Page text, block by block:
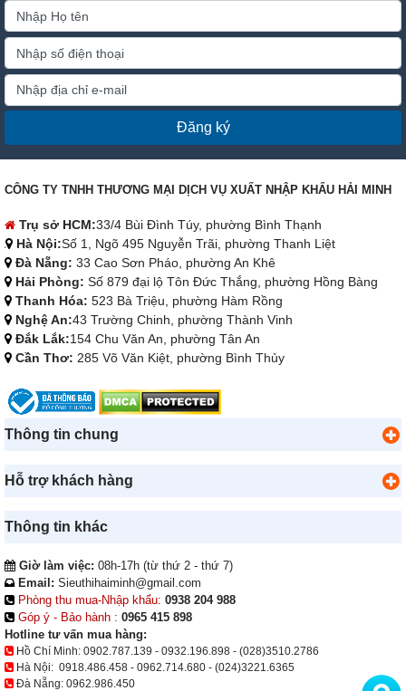
Đăng ký
CÔNG TY TNHH THƯƠNG MẠI DỊCH VỤ XUẤT NHẬP KHẨU HẢI MINH
Trụ sở HCM:33/4 Bùi Đình Túy, phường Bình Thạnh
Hà Nội:Số 1, Ngõ 495 Nguyễn Trãi, phường Thanh Liệt
Đà Nẵng: 33 Cao Sơn Pháo, phường An Khê
Hải Phòng: Số 879 đại lộ Tôn Đức Thắng, phường Hồng Bàng
Thanh Hóa: 523 Bà Triệu, phường Hàm Rồng
Nghệ An:43 Trường Chinh, phường Thành Vinh
Đắk Lắk:154 Chu Văn An, phường Tân An
Cần Thơ: 285 Võ Văn Kiệt, phường Bình Thủy
Thông tin chung
Hỗ trợ khách hàng
Thông tin khác
Giờ làm việc: 08h-17h (từ thứ 2 - thứ 7)
Email: Sieuthihaiminh@gmail.com
Phòng thu mua-Nhập khẩu: 0938 204 988
Góp ý - Bảo hành : 0965 415 898
Hotline tư vấn mua hàng:
Hồ Chí Minh: 0902.787.139 - 0932.196.898 - (028)3510.2786
Hà Nội: 0918.486.458 - 0962.714.680 - (024)3221.6365
Đà Nẵng: 0962.986.450